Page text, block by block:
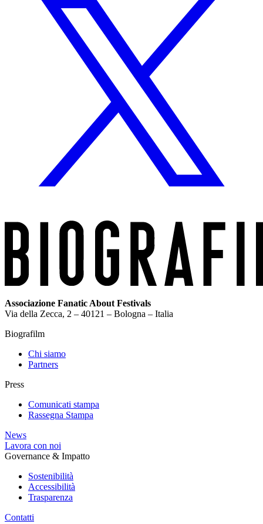
Associazione Fanatic About Festivals
Via della Zecca, 2 – 40121 – Bologna – Italia
Biografilm
Chi siamo
Partners
Press
Comunicati stampa
Rassegna Stampa
News
Lavora con noi
Governance & Impatto
Sostenibilità
Accessibilità
Trasparenza
Contatti